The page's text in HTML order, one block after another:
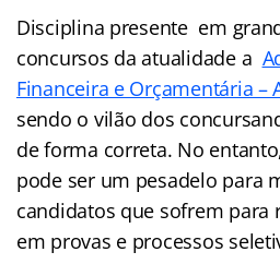
Disciplina presente em
concursos da atualidade a
Financeira e Orçamentária –
sendo o vilão dos
de forma correta. No
pode ser um pesadelo para
candidatos que sofrem para
em provas e processos